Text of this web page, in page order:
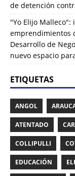
de detención
"Yo Elijo
emprendimientos
Desarrollo de
nuevo espacio
ETIQUETAS
ANGOL
ATENTADO
COLLIPULLI
EDUCACIÓN